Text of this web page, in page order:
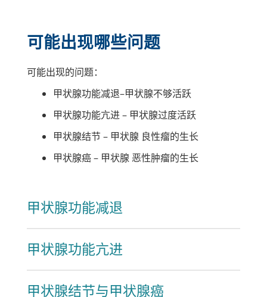
可能出现哪些问题
可能出现的问题：
甲状腺功能减退–甲状腺不够活跃
甲状腺功能亢进 – 甲状腺过度活跃
甲状腺结节 – 甲状腺 良性瘤的生长
甲状腺癌 – 甲状腺 恶性肿瘤的生长
甲状腺功能减退
甲状腺功能亢进
甲状腺结节与甲状腺癌